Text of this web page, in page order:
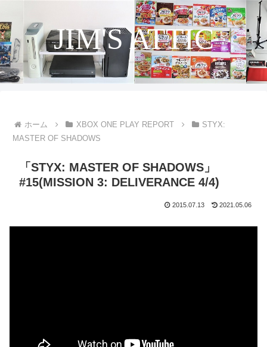
JIM'S ATTIC
ホーム XBOX ONE PLAY REPORT
STYX:
MASTER OF SHADOWS
「STYX: MASTER OF SHADOWS」
#15(MISSION 3: DELIVERANCE 4/4)
2015.07.13 2021.05.06